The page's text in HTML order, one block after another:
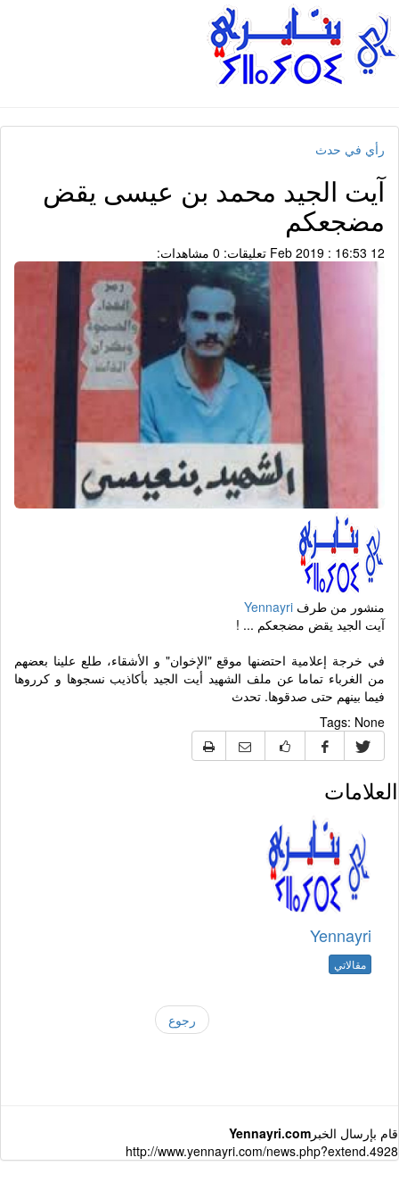
رأي في حدث
آيت الجيد محمد بن عيسى يقض
مضجعكم
12 Feb 2019 : 16:53 تعليقات: 0 مشاهدات:
منشور من طرف Yennayri
آيت الجيد يقض مضجعكم ... !
في خرجة إعلامية احتضنها موقع "الإخوان" و الأشقاء، طلع علينا بعضهم
من الغرباء تماما عن ملف الشهيد أيت الجيد بأكاذيب نسجوها و كرروها
فيما بينهم حتى صدقوها. تحدث
Tags: None
العلامات
Yennayri
مقالاتي
رجوع
قام بإرسال الخبر Yennayri.com
http://www.yennayri.com/news.php?extend.4928